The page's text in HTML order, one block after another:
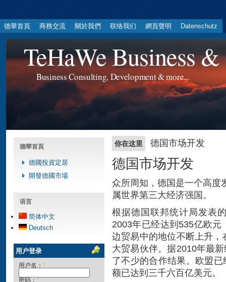
德華首頁 商務交流 關於我們 联络我们 網頁聲明 Datenschutz
TeHaWe Business
Business Consulting, Development & more...
德華首頁
德國投資定居
開發德國市場
语言
简体中文
Deutsch
用户登录
用户名： *
密码： *
你在这里 德国市场开发
德国市场开发
众所周知，德国是一个高度
属世界第三大经济强国。
根据德国联邦统计局发表
2003年已经达到535亿欧
边贸易中的地位不断上升
大贸易伙伴。据2010年最
了不少的合作结果。欧盟
额已达到三千六百亿美元。